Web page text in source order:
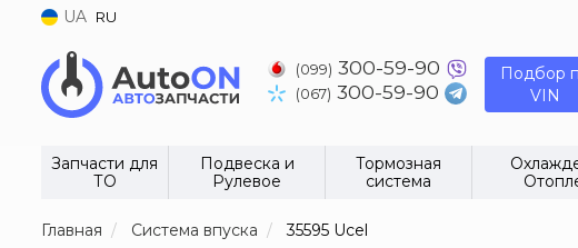
UA RU
(099) 300-59-90
(067) 300-59-90
Подбор
VIN
Запчасти для
ТО
Подвеска и
Рулевое
Тормозная
система
Главная Система впуска 35595 Ucel